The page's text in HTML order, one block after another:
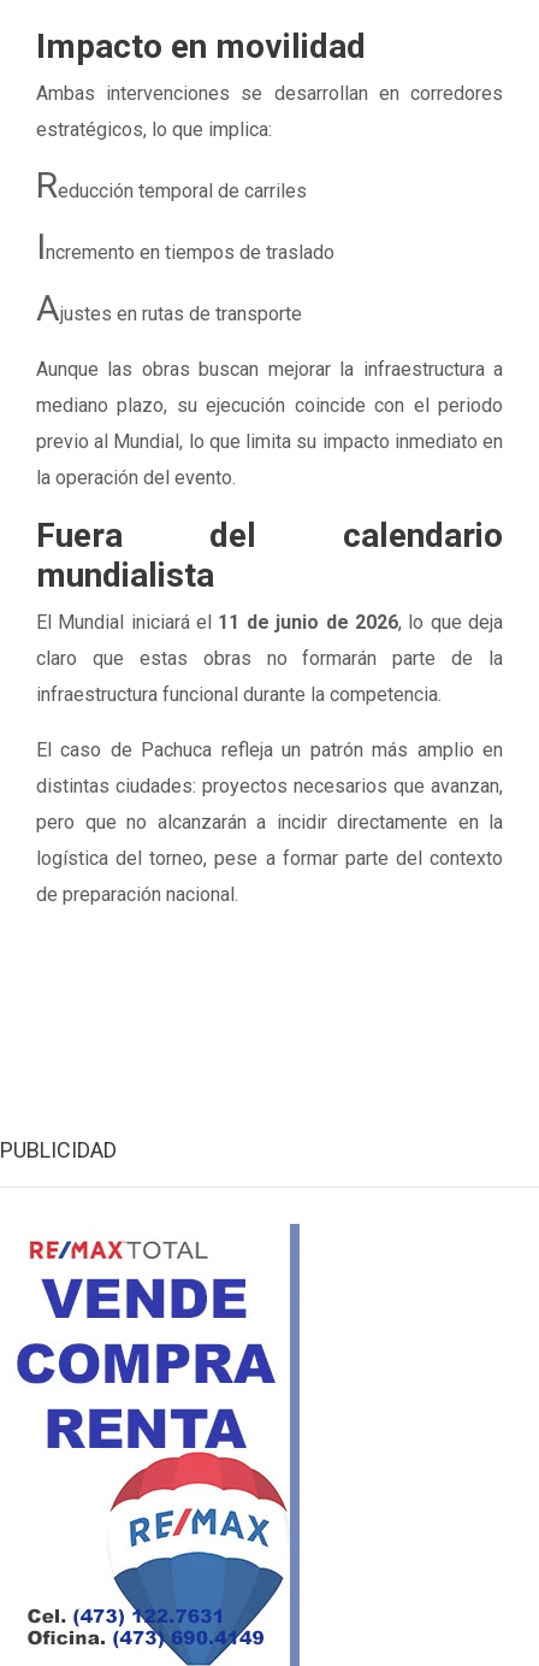
Impacto en movilidad
Ambas intervenciones se desarrollan en corredores
estratégicos, lo que implica:
Reducción temporal de carriles
Incremento en tiempos de traslado
Ajustes en rutas de transporte
Aunque las obras buscan mejorar la infraestructura a
mediano plazo, su ejecución coincide con el periodo
previo al Mundial, lo que limita su impacto inmediato en
la operación del evento.
Fuera del calendario
mundialista
El Mundial iniciará el 11 de junio de 2026, lo que deja
claro que estas obras no formarán parte de la
infraestructura funcional durante la competencia.
El caso de Pachuca refleja un patrón más amplio en
distintas ciudades: proyectos necesarios que avanzan,
pero que no alcanzarán a incidir directamente en la
logística del torneo, pese a formar parte del contexto
de preparación nacional.
PUBLICIDAD